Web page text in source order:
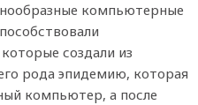
компьютерные
создали из
рода эпидемию, которая
компьютер, а после